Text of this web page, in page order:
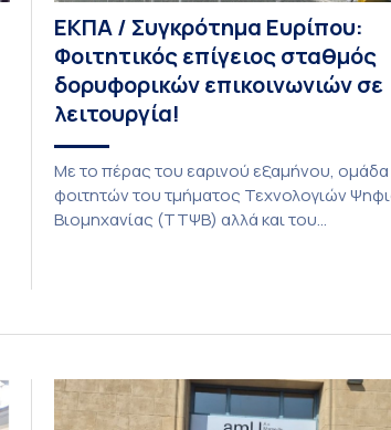
ΕΚΠΑ / Συγκρότημα Ευρίπου:
Φοιτητικός επίγειος σταθμός
δορυφορικών επικοινωνιών σε
λειτουργία!
Με το πέρας του εαρινού εξαμήνου, ομάδα
φοιτητών του τμήματος Τεχνολογιών
Βιομηχανίας (ΤΤΨΒ) αλλά και του
εντάσσεται στο παγκόσμιο δίκτυο
φοιτητών του ΤΤΨΒ στο Open Source […]